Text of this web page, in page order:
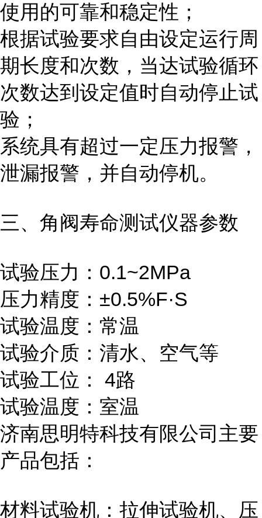
使用的可靠和稳定性；
根据试验要求自由设定运行周
期长度和次数，当达试验循环
次数达到设定值时自动停止试
验；
系统具有超过一定压力报警，
泄漏报警，并自动停机。
三、角阀寿命测试仪器参数
试验压力：0.1~2MPa
压力精度：±0.5%F·S
试验温度：常温
试验介质：清水、空气等
试验工位： 4路
试验温度：室温
济南思明特科技有限公司主要
产品包括：
材料试验机：拉伸试验机、压